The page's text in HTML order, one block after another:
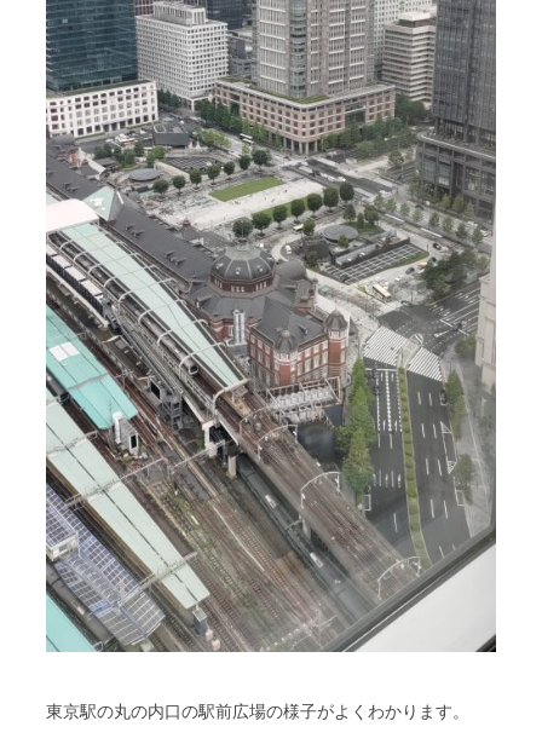
東京駅の丸の内口の駅前広場の様子がよくわかります。